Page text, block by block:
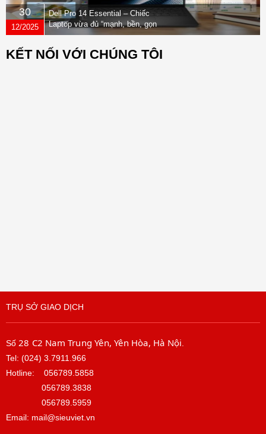
30
12/2025
Dell Pro 14 Essential – Chiếc
Laptop vừa đủ “mạnh, bền, gọn
nhẹ” dành cho dân văn phòng
KẾT NỐI VỚI CHÚNG TÔI
TRỤ SỞ GIAO DỊCH
Số 28 C2 Nam Trung Yên, Yên Hòa, Hà Nội
Tel: (024) 3.7911.966
Hotline: 056789.5858
056789.3838
056789.5959
Email: mail@sieuviet.vn